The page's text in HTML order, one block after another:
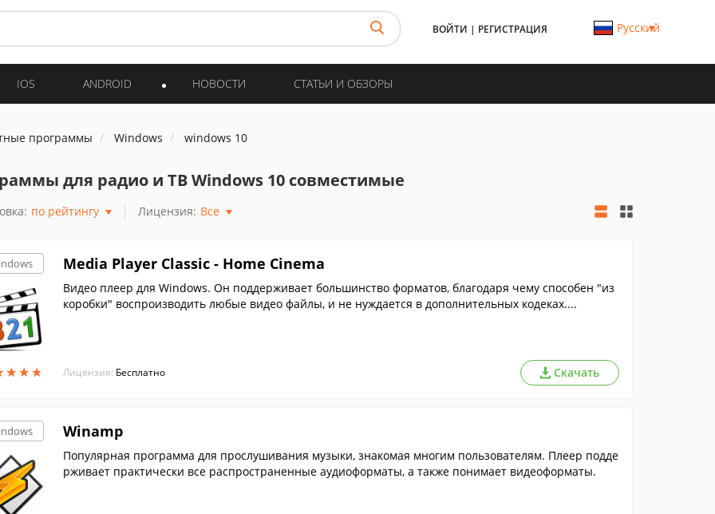
ВОЙТИ | РЕГИСТРАЦИЯ Русский
IOS ANDROID НОВОСТИ СТАТЬИ И ОБЗОРЫ
программы Windows windows 10
для радио и ТВ Windows 10 совместимые
по рейтингу Лицензия: Все
★★★
★★★
Media Player Classic - Home Cinema
Видео плеер для Windows. Он поддерживает большинство форматов, благодаря чему способен "из
коробки" воспроизводить любые видео файлы, и не нуждается в дополнительных кодеках....
Лицензия: Бесплатно Скачать
Winamp
Популярная программа для прослушивания музыки, знакомая многим пользователям. Плеер подде
рживает практически все распространенные аудиоформаты, а также понимает видеоформаты.